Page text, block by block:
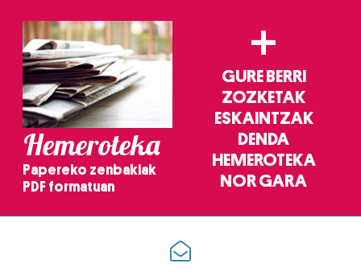
erabiltzeko baimen esplizitua ematen diguzu.
irakurri
Hemeroteka
Papereko zenbakiak
PDF formatuan
+
GURE BERRI
ZOZKETAK
ESKAINTZAK
DENDA
HEMEROTEKA
NOR GARA